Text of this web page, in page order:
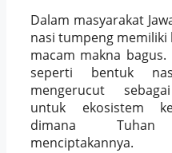
Dalam masyarakat
nasi tumpeng memiliki
macam makna bagus.
seperti bentuk
mengerucut
untuk ekosistem
dimana
menciptakannya.